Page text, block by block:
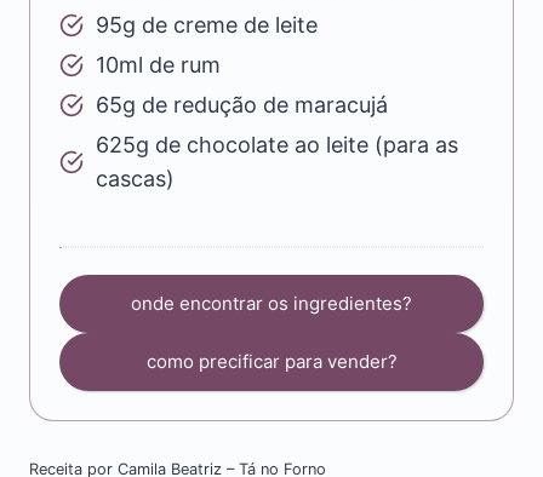
95g de creme de leite
10ml de rum
65g de redução de maracujá
625g de chocolate ao leite (para as
cascas)
onde encontrar os ingredientes?
como precificar para vender?
Receita por Camila Beatriz – Tá no Forno